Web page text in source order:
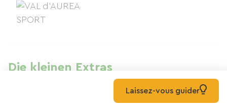
Die kleinen Extras
Laissez-vous guider